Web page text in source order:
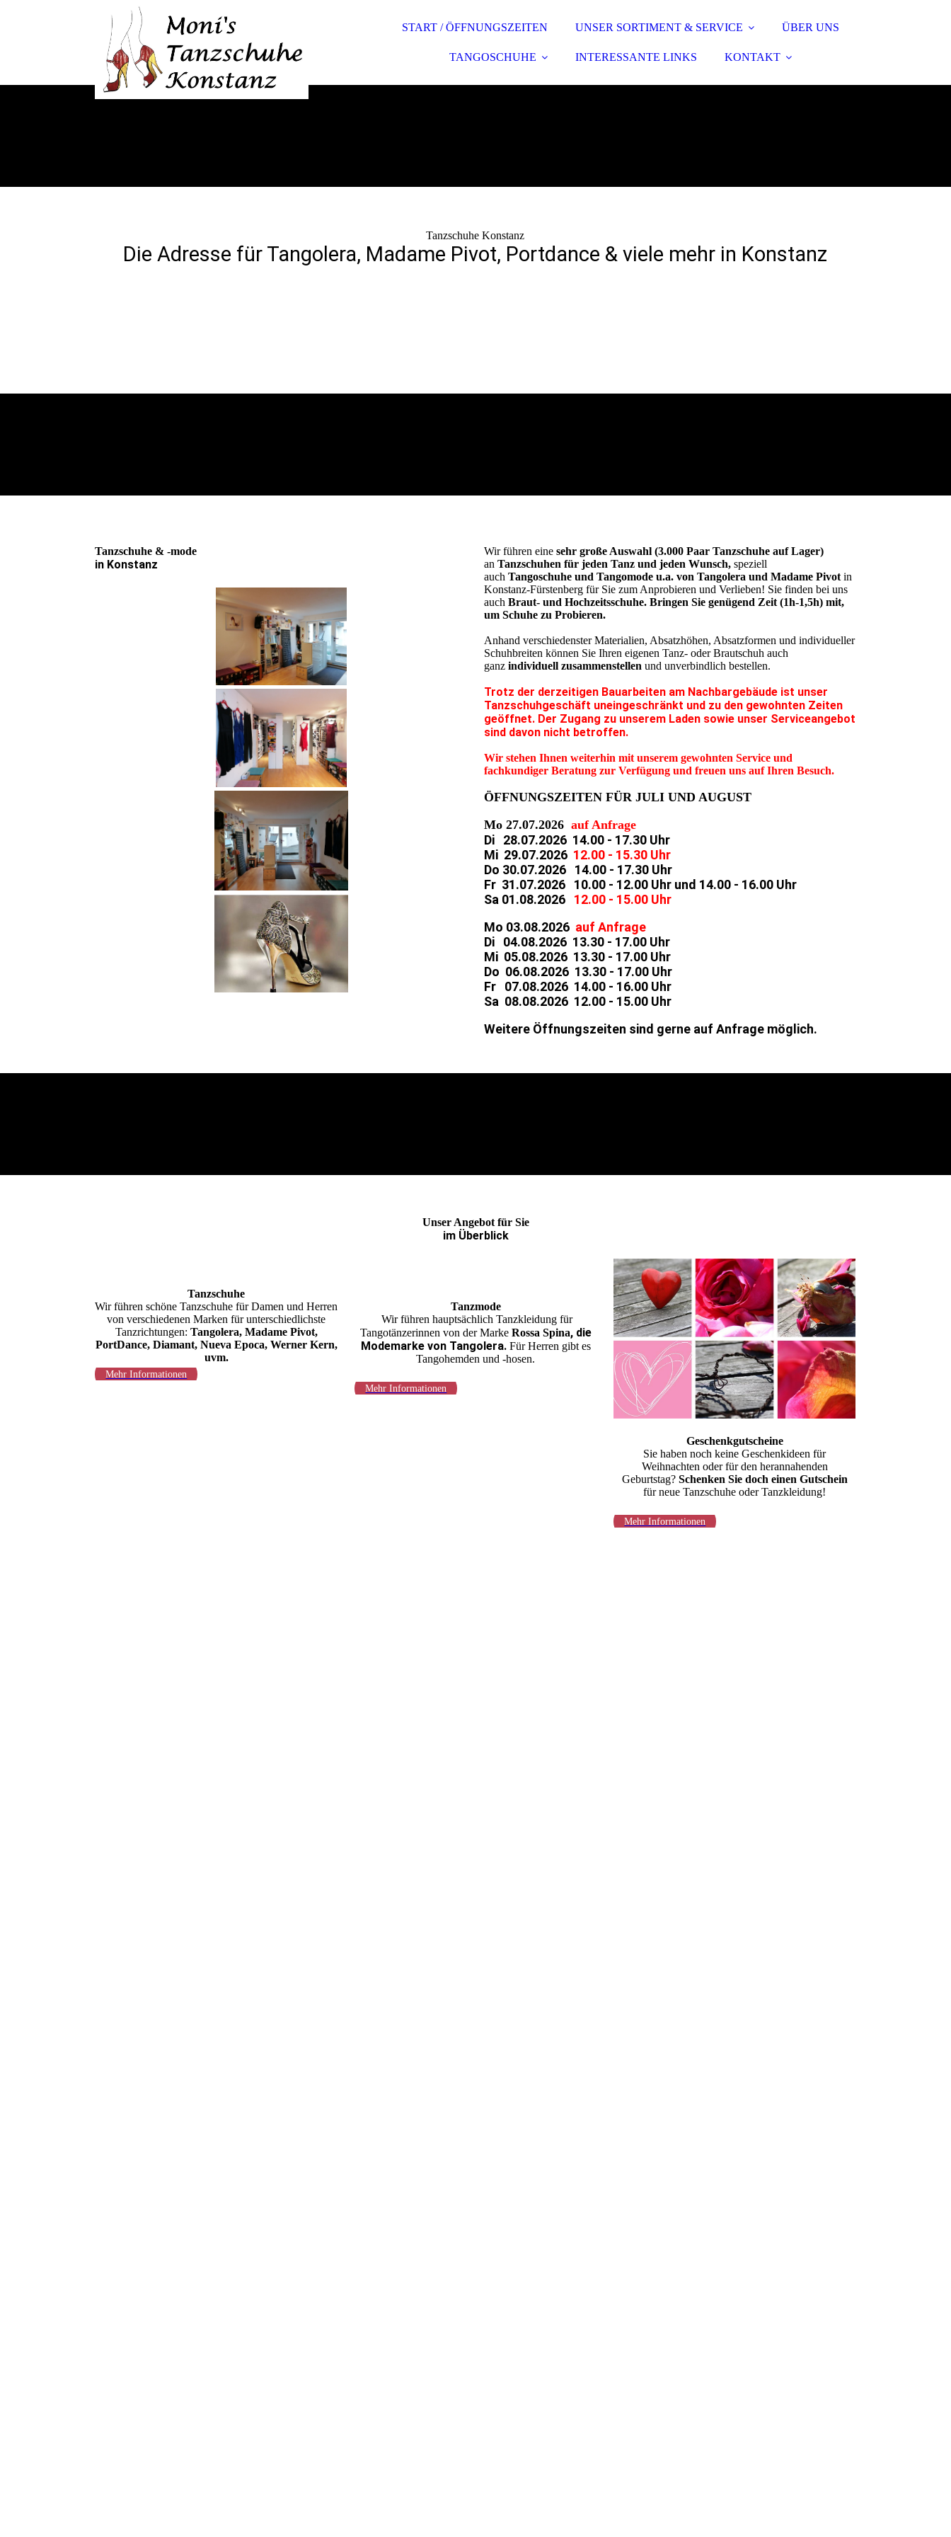
START / ÖFFNUNGSZEITEN UNSER SORTIMENT & SERVICE ÜBER UNS
TANGOSCHUHE INTERESSANTE LINKS KONTAKT
Tanzschuhe Konstanz
Die Adresse für Tangolera, Madame Pivot, Portdance & viele mehr in Konstanz
Tanzschuhe & -mode
in Konstanz
Wir führen einesehr große Auswahl (3.000 Paar Tanzschuhe auf Lager)
anTanzschuhen für jeden Tanz und jeden Wunsch,speziell
auchTangoschuhe und Tangomode u.a. von Tangolera und Madame Pivot in
Konstanz-Fürstenberg für Sie zum Anprobieren und Verlieben! Sie finden bei uns
auchBraut- und Hochzeitsschuhe. Bringen Sie genügend Zeit (1h-1,5h) mit,
um Schuhe zu Probieren.
Anhand verschiedenster Materialien, Absatzhöhen, Absatzformen und individueller
Schuhbreiten können Sie Ihren eigenen Tanz- oder Brautschuh auch
ganzindividuell zusammenstellen und unverbindlich bestellen.
Trotz der derzeitigen Bauarbeiten am Nachbargebäude ist unser
Tanzschuhgeschäft uneingeschränkt und zu den gewohnten Zeiten
geöffnet. Der Zugang zu unserem Laden sowie unser Serviceangebot
sind davon nicht betroffen.
Wir stehen Ihnen weiterhin mit unserem gewohnten Service und
fachkundiger Beratung zur Verfügung und freuen uns auf Ihren Besuch.
ÖFFNUNGSZEITEN FÜR JULI UND AUGUST
Mo 27.07.2026auf Anfrage
Di 28.07.2026 14.00 - 17.30 Uhr
Mi 29.07.2026 12.00 - 15.30 Uhr
Do 30.07.2026 14.00 - 17.30 Uhr
Fr 31.07.2026 10.00 - 12.00 Uhr und 14.00 - 16.00 Uhr
Sa 01.08.2026 12.00 - 15.00 Uhr
Mo 03.08.2026 auf Anfrage
Di 04.08.2026 13.30 - 17.00 Uhr
Mi 05.08.2026 13.30 - 17.00 Uhr
Do 06.08.2026 13.30 - 17.00 Uhr
Fr 07.08.2026 14.00 - 16.00 Uhr
Sa 08.08.2026 12.00 - 15.00 Uhr
Weitere Öffnungszeiten sind gerne auf Anfrage möglich.
Unser Angebot für Sie
im Überblick
Tanzschuhe
Wir führen schöne Tanzschuhe für Damen und Herren
von verschiedenen Marken für unterschiedlichste
Tanzrichtungen: Tangolera, Madame Pivot,
PortDance, Diamant, Nueva Epoca, Werner Kern,
uvm.
Mehr Informationen
Tanzmode
Wir führen hauptsächlich Tanzkleidung für
Tangotänzerinnen von der Marke Rossa Spina, die
Modemarke von Tangolera. Für Herren gibt es
Tangohemden und -hosen.
Mehr Informationen
Geschenkgutscheine
Sie haben noch keine Geschenkideen für
Weihnachten oder für den herannahenden
Geburtstag? Schenken Sie doch einen Gutschein
für neue Tanzschuhe oder Tanzkleidung!
Mehr Informationen